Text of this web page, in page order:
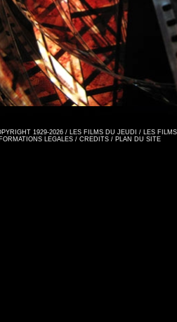
1929-2026 / LES FILMS DU JEUDI / LES
LEGALES / CREDITS / PLAN DU SITE